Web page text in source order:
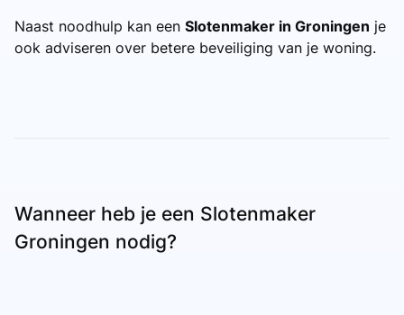
Naast noodhulp kan een Slotenmaker in Groningen je
ook adviseren over betere beveiliging van je woning.
Wanneer heb je een Slotenmaker
Groningen nodig?